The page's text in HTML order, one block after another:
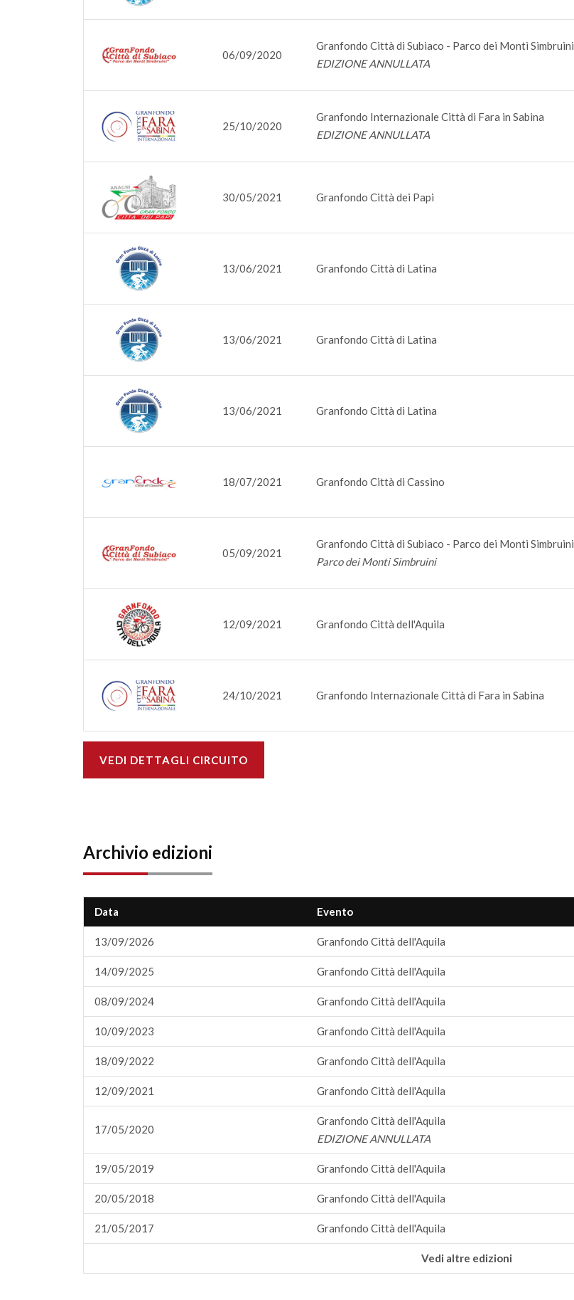
06/09/2020
Granfondo Città di Subiaco - Parco dei Monti Simbruini
EDIZIONE ANNULLATA
25/10/2020
Granfondo Internazionale Città di Fara in Sabina
EDIZIONE ANNULLATA
30/05/2021 Granfondo Città dei Papi
13/06/2021 Granfondo Città di Latina
13/06/2021 Granfondo Città di Latina
13/06/2021 Granfondo Città di Latina
18/07/2021 Granfondo Città di Cassino
05/09/2021
Granfondo Città di Subiaco - Parco dei Monti Simbruini
Parco dei Monti Simbruini
12/09/2021 Granfondo Città dell'Aquila
24/10/2021 Granfondo Internazionale Città di Fara in Sabina
VEDI DETTAGLI CIRCUITO
Archivio edizioni
Data Evento
13/09/2026 Granfondo Città dell'Aquila
14/09/2025 Granfondo Città dell'Aquila
08/09/2024 Granfondo Città dell'Aquila
10/09/2023 Granfondo Città dell'Aquila
18/09/2022 Granfondo Città dell'Aquila
12/09/2021 Granfondo Città dell'Aquila
17/05/2020
Granfondo Città dell'Aquila
EDIZIONE ANNULLATA
19/05/2019 Granfondo Città dell'Aquila
20/05/2018 Granfondo Città dell'Aquila
21/05/2017 Granfondo Città dell'Aquila
Vedi altre edizioni